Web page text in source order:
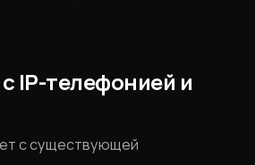
IP-телефонией и
с существующей